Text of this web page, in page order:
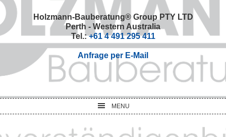
Holzmann-Bauberatung® Group PTY LTD
Perth - Western Australia
Tel.:+61 4 491 295 411
Anfrage per E-Mail
MENU